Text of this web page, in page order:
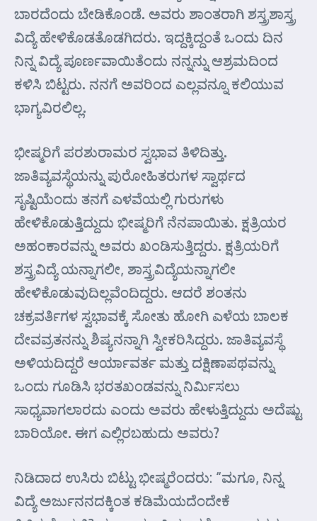
ಬಾರದೆಂದು ಬೇಡಿಕೊಂಡೆ. ಅವರು ಶಾಂತರಾಗಿ ಶಸ್ತ್ರಶಾಸ್ತ್ರ
ವಿದ್ಯೆ ಹೇಳಿಕೊಡತೊಡಗಿದರು. ಇದ್ದಕ್ಕಿದ್ದಂತೆ ಒಂದು ದಿನ
ನಿನ್ನ ವಿದ್ಯೆ ಪೂರ್ಣವಾಯಿತೆಂದು ನನ್ನನ್ನು ಆಶ್ರಮದಿಂದ
ಕಳಿಸಿ ಬಿಟ್ಟರು. ನನಗೆ ಅವರಿಂದ ಎಲ್ಲವನ್ನೂ ಕಲಿಯುವ
ಭಾಗ್ಯವಿರಲಿಲ್ಲ.
ಭೀಷ್ಮರಿಗೆ ಪರಶುರಾಮರ ಸ್ವಭಾವ ತಿಳಿದಿತ್ತು.
ಜಾತಿವ್ಯವಸ್ಥೆಯನ್ನು ಪುರೋಹಿತರುಗಳ ಸ್ವಾರ್ಥದ
ಸೃಷ್ಟಿಯೆಂದು ತನಗೆ ಎಳವೆಯಲ್ಲಿ ಗುರುಗಳು
ಹೇಳಿಕೊಡುತ್ತಿದ್ದುದು ಭೀಷ್ಮರಿಗೆ ನೆನಪಾಯಿತು. ಕ್ಷತ್ರಿಯರ
ಅಹಂಕಾರವನ್ನು ಅವರು ಖಂಡಿಸುತ್ತಿದ್ದರು. ಕ್ಷತ್ರಿಯರಿಗೆ
ಶಸ್ತ್ರವಿದ್ಯೆ ಯನ್ನಾಗಲೀ, ಶಾಸ್ತ್ರವಿದ್ಯೆಯನ್ನಾಗಲೀ
ಹೇಳಿಕೊಡುವುದಿಲ್ಲವೆಂದಿದ್ದರು. ಆದರೆ ಶಂತನು
ಚಕ್ರವರ್ತಿಗಳ ಸ್ವಭಾವಕ್ಕೆ ಸೋತು ಹೋಗಿ ಎಳೆಯ ಬಾಲಕ
ದೇವವ್ರತನನ್ನು ಶಿಷ್ಯನನ್ನಾಗಿ ಸ್ವೀಕರಿಸಿದ್ದರು. ಜಾತಿವ್ಯವಸ್ಥೆ
ಅಳಿಯದಿದ್ದರೆ ಆರ್ಯಾವರ್ತ ಮತ್ತು ದಕ್ಷಿಣಾಪಥವನ್ನು
ಒಂದು ಗೂಡಿಸಿ ಭರತಖಂಡವನ್ನು ನಿರ್ಮಿಸಲು
ಸಾಧ್ಯವಾಗಲಾರದು ಎಂದು ಅವರು ಹೇಳುತ್ತಿದ್ದುದು ಅದೆಷ್ಟು
ಬಾರಿಯೋ. ಈಗ ಎಲ್ಲಿರಬಹುದು ಅವರು?
ನಿಡಿದಾದ ಉಸಿರು ಬಿಟ್ಟು ಭೀಷ್ಮರೆಂದರು: “ಮಗೂ, ನಿನ್ನ
ವಿದ್ಯೆ ಅರ್ಜುನನದಕ್ಕಿಂತ ಕಡಿಮೆಯದೆಂದೇಕೆ